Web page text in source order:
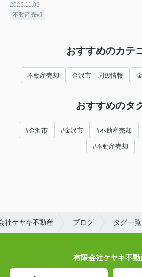
2025.11.09
不動産売却
おすすめのカテ
不動産売却 金沢市 周辺情報
おすすめのタ
#金沢市 #金沢市 #不動産売却
#不動産売却
社ケヤキ不動産 ブログ タグ一覧
有限会社ケヤキ不動